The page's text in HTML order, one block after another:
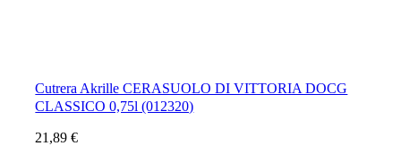
Cutrera Akrille CERASUOLO DI VITTORIA DOCG
CLASSICO 0,75l (012320)
21,89€